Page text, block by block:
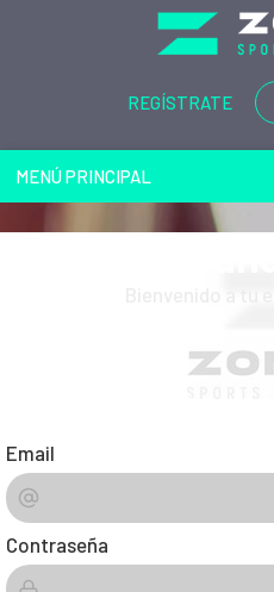
REGÍSTRATE
MENÚ PRINCIPAL
Email
Contraseña